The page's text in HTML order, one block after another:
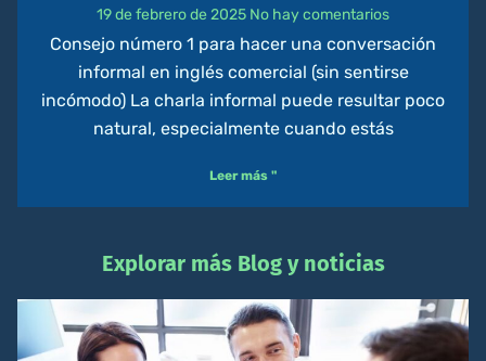
19 de febrero de 2025 No hay comentarios
Consejo número 1 para hacer una conversación
informal en inglés comercial (sin sentirse
incómodo) La charla informal puede resultar poco
natural, especialmente cuando estás
Leer más "
Explorar más Blog y noticias